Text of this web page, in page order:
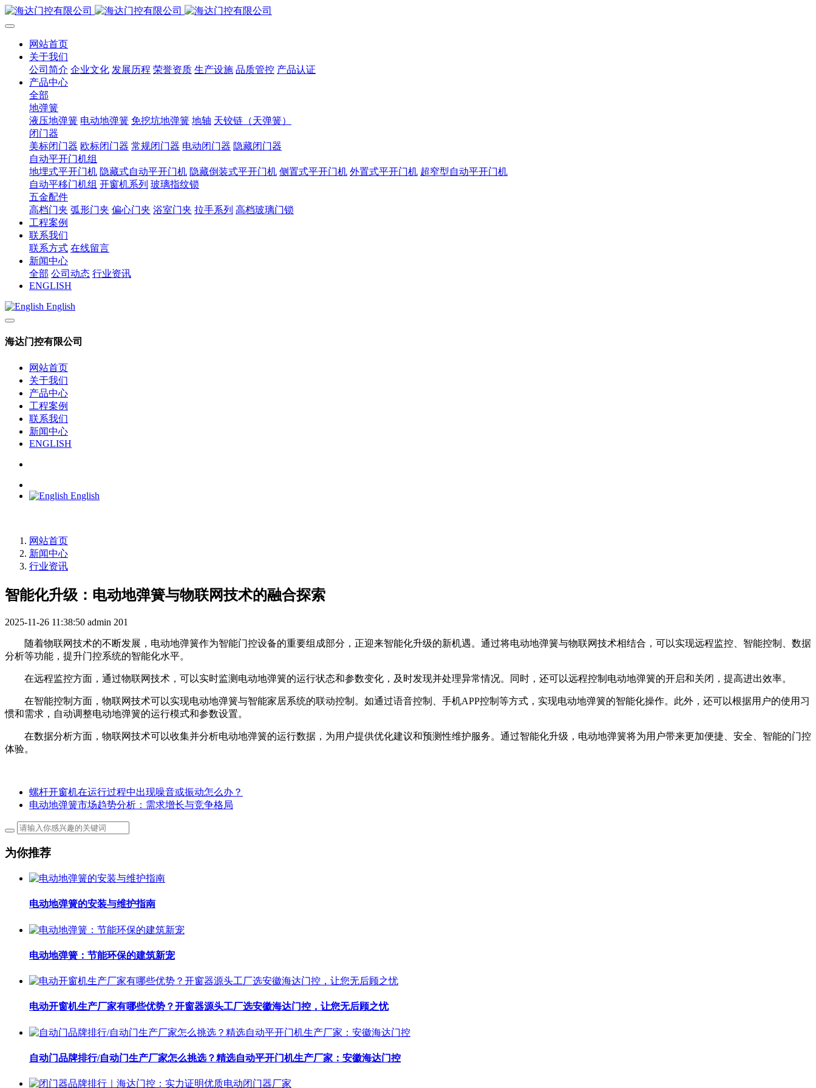
网站首页
关于我们
公司简介 企业文化 发展历程 荣誉资质 生产设施 品质管控 产品认证
产品中心
全部
地弹簧
液压地弹簧 电动地弹簧 免挖坑地弹簧 地轴 天铰链（天弹簧）
闭门器
美标闭门器 欧标闭门器 常规闭门器 电动闭门器 隐藏闭门器
自动平开门机组
地埋式平开门机 隐藏式自动平开门机 隐藏倒装式平开门机 侧置式平开门机 外置式平开门机 超窄型自动平开门机
自动平移门机组 开窗机系列 玻璃指纹锁
五金配件
高档门夹 弧形门夹 偏心门夹 浴室门夹 拉手系列 高档玻璃门锁
工程案例
联系我们
联系方式 在线留言
新闻中心
全部 公司动态 行业资讯
ENGLISH
English
海达门控有限公司
网站首页
关于我们
产品中心
工程案例
联系我们
新闻中心
ENGLISH
English
网站首页
新闻中心
行业资讯
智能化升级：电动地弹簧与物联网技术的融合探索
2025-11-26 11:38:50 admin 201
随着物联网技术的不断发展，电动地弹簧作为智能门控设备的重要组成部分，正迎来智能化升级的新机遇。通过将电动地弹簧与物联网技术相结合，可以实现远程监控、智能控制、数据
分析等功能，提升门控系统的智能化水平。
在远程监控方面，通过物联网技术，可以实时监测电动地弹簧的运行状态和参数变化，及时发现并处理异常情况。同时，还可以远程控制电动地弹簧的开启和关闭，提高进出效率。
在智能控制方面，物联网技术可以实现电动地弹簧与智能家居系统的联动控制。如通过语音控制、手机APP控制等方式，实现电动地弹簧的智能化操作。此外，还可以根据用户的使用习
惯和需求，自动调整电动地弹簧的运行模式和参数设置。
在数据分析方面，物联网技术可以收集并分析电动地弹簧的运行数据，为用户提供优化建议和预测性维护服务。通过智能化升级，电动地弹簧将为用户带来更加便捷、安全、智能的门控
体验。
螺杆开窗机在运行过程中出现噪音或振动怎么办？
电动地弹簧市场趋势分析：需求增长与竞争格局
为你推荐
电动地弹簧的安装与维护指南
电动地弹簧：节能环保的建筑新宠
电动开窗机生产厂家有哪些优势？开窗器源头工厂选安徽海达门控，让您无后顾之忧
自动门品牌排行/自动门生产厂家怎么挑选？精选自动平开门机生产厂家：安徽海达门控